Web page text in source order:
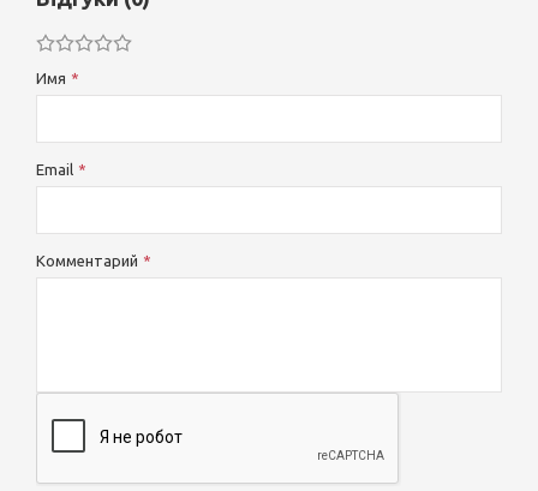
Имя
Email
Комментарий